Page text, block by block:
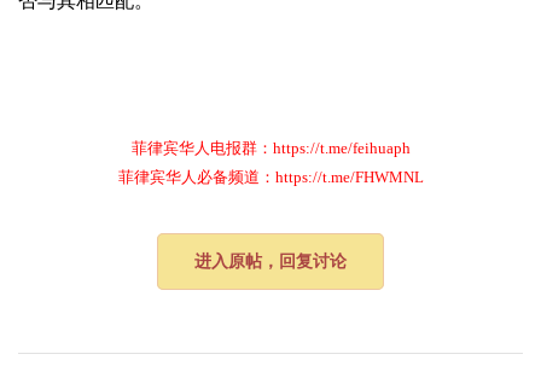
菲律宾华人电报群：https://t.me/feihuaph
菲律宾华人必备频道：https://t.me/FHWMNL
进入原帖，回复讨论